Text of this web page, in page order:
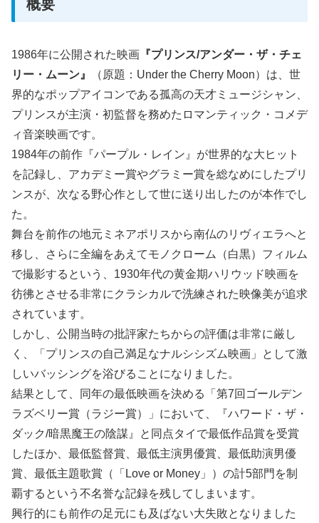
概要
1986年に公開された映画 『プリンス/アンダー・ザ・チェ
リー・ムーン』
（原題：Under the Cherry Moon）は、世
界的なポップアイコンである孤高の天才ミュージシャン、
プリンスが主演・初監督を務めたロマンティック・コメデ
ィ音楽映画です。
1984年の前作『パープル・レイン』が世界的な大ヒット
を記録し、アカデミー賞やグラミー賞を総なめにしたプリ
ンスが、次なる野心作として世に送り出したのが本作でし
た。
舞台を前作の地元ミネアポリスから南仏のリヴィエラへと
移し、さらに全編をあえてモノクローム（白黒）フィルム
で撮影するという、1930年代の黄金期ハリウッド映画を
彷彿とさせる非常にクラシカルで洗練された映像美が追求
されています。
しかし、公開当時の批評家たちからの評価は非常に厳し
く、「プリンスの自己満足なナルシシズム映画」として激
しいバッシングを浴びることになりました。
結果として、同年の最低映画を決める「第7回ゴールデン
ラズベリー賞（ラジー賞）」において、『ハワード・ザ・
ダック/暗黒魔王の陰謀』と同点タイで最低作品賞を受賞
したほか、最低監督賞、最低主演男優賞、最低助演男優
賞、最低主題歌賞（「Love or Money」）の計5部門を制
覇するという不名誉な記録を残してしまいます。
興行的にも前作の足元にも及ばない大失敗となりました